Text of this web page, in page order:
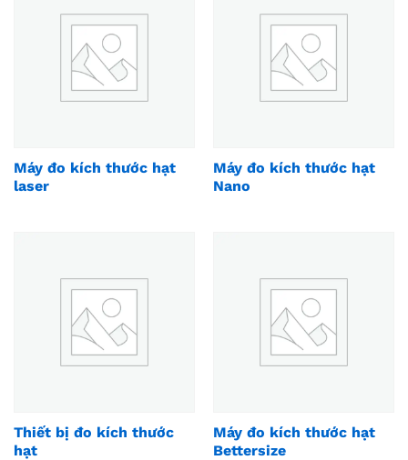
Máy đo kích thước hạt
laser
Máy đo kích thước hạt
Nano
Thiết bị đo kích thước
hạt
Máy đo kích thước hạt
Bettersize